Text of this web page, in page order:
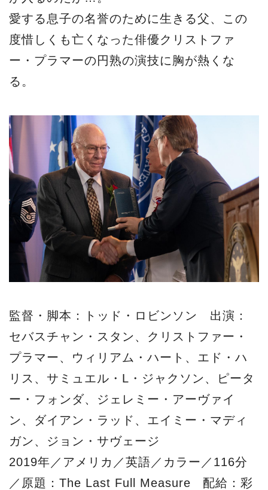
愛する息子の名誉のために生きる父、この
度惜しくも亡くなった俳優クリストファ
ー・プラマーの円熟の演技に胸が熱くな
る。
監督・脚本：トッド・ロビンソン 出演：
セバスチャン・スタン、クリストファー・
プラマー、ウィリアム・ハート、エド・ハ
リス、サミュエル・L・ジャクソン、ピータ
ー・フォンダ、ジェレミー・アーヴァイ
ン、ダイアン・ラッド、エイミー・マディ
ガン、ジョン・サヴェージ
2019年／アメリカ／英語／カラー／116分
／原題：The Last Full Measure 配給：彩